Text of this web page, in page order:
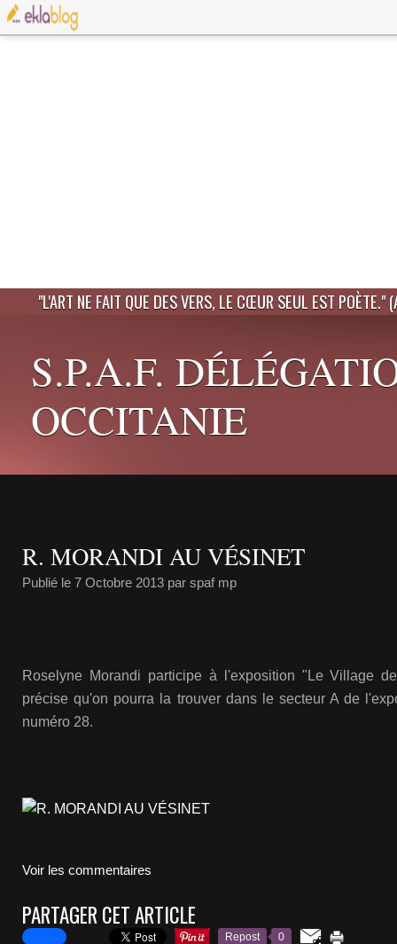
"L'ART NE FAIT QUE DES VERS, LE CŒUR SEUL EST POÈTE."
S.P.A.F.
OCCITANIE
R. MORANDI AU VÉSINET
Publié le 7 Octobre 2013 par spaf mp
Roselyne Morandi participe à l'exposition "Le Village
précise qu'on pourra la trouver dans le secteur A de
numéro 28.
Voir les commentaires
PARTAGER CET ARTICLE
Repost 0